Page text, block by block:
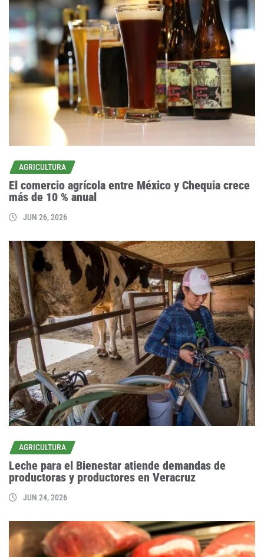
AGRICULTURA
El comercio agrícola entre México y Chequia crece
más de 10 % anual
JUN 26, 2026
AGRICULTURA
Leche para el Bienestar atiende demandas de
productoras y productores en Veracruz
JUN 24, 2026